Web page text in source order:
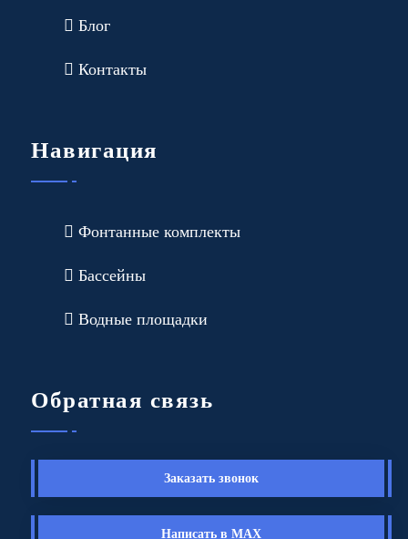
Блог
Контакты
Навигация
Фонтанные комплекты
Бассейны
Водные площадки
Обратная связь
Заказать звонок
Написать в MAX